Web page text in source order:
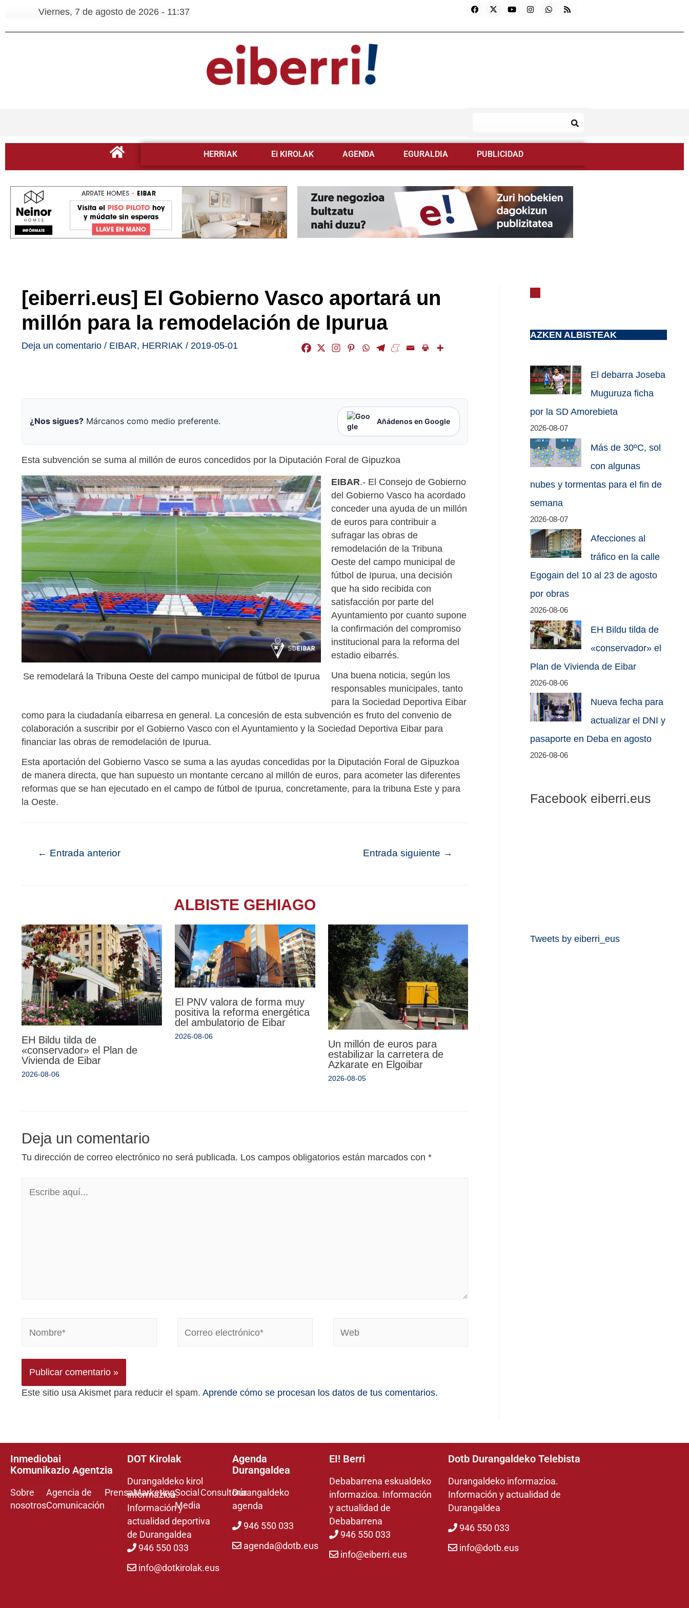
Viernes, 7 de agosto de 2026 - 11:37
HERRIAK Ei KIROLAK AGENDA EGURALDIA PUBLICIDAD
[eiberri.eus] El Gobierno Vasco aportará un
millón para la remodelación de Ipurua
Deja un comentario / EIBAR, HERRIAK / 2019-05-01
¿Nos sigues? Márcanos como medio preferente. Añádenos en Google
Esta subvención se suma al millón de euros concedidos por la Diputación Foral de Gipuzkoa
Se remodelará la Tribuna Oeste del campo municipal de fútbol de Ipurua
EIBAR.- El Consejo de Gobierno
del Gobierno Vasco ha acordado
conceder una ayuda de un millón
de euros para contribuir a
sufragar las obras de
remodelación de la Tribuna
Oeste del campo municipal de
fútbol de Ipurua, una decisión
que ha sido recibida con
satisfacción por parte del
Ayuntamiento por cuanto supone
la confirmación del compromiso
institucional para la reforma del
estadio eibarrés.
Una buena noticia, según los
responsables municipales, tanto
para la Sociedad Deportiva Eibar
como para la ciudadanía eibarresa en general. La concesión de esta subvención es fruto del convenio de
colaboración a suscribir por el Gobierno Vasco con el Ayuntamiento y la Sociedad Deportiva Eibar para
financiar las obras de remodelación de Ipurua.
Esta aportación del Gobierno Vasco se suma a las ayudas concedidas por la Diputación Foral de Gipuzkoa
de manera directa, que han supuesto un montante cercano al millón de euros, para acometer las diferentes
reformas que se han ejecutado en el campo de fútbol de Ipurua, concretamente, para la tribuna Este y para
la Oeste.
← Entrada anterior Entrada siguiente →
ALBISTE GEHIAGO
EH Bildu tilda de
«conservador» el Plan de
Vivienda de Eibar
2026-08-06
El PNV valora de forma muy
positiva la reforma energética
del ambulatorio de Eibar
2026-08-06
Un millón de euros para
estabilizar la carretera de
Azkarate en Elgoibar
2026-08-05
Deja un comentario
Tu dirección de correo electrónico no será publicada. Los campos obligatorios están marcados con *
Este sitio usa Akismet para reducir el spam. Aprende cómo se procesan los datos de tus comentarios.
AZKEN ALBISTEAK
El debarra Joseba
Muguruza ficha
por la SD Amorebieta
2026-08-07
Más de 30ºC, sol
con algunas
nubes y tormentas para el fin de
semana
2026-08-07
Afecciones al
tráfico en la calle
Egogain del 10 al 23 de agosto
por obras
2026-08-06
EH Bildu tilda de
«conservador» el
Plan de Vivienda de Eibar
2026-08-06
Nueva fecha para
actualizar el DNI y
pasaporte en Deba en agosto
2026-08-06
Facebook eiberri.eus
Tweets by eiberri_eus
Inmediobai
Komunikazio Agentzia
Sobre
nosotros
Agencia de
Comunicación
PrensaMarketingSocial
Media
Consultoría
DOT Kirolak
Durangaldeko kirol
informazioa.
Información y
actualidad deportiva
de Durangaldea
946 550 033
info@dotkirolak.eus
Agenda
Durangaldea
Durangaldeko
agenda
946 550 033
agenda@dotb.eus
EI! Berri
Debabarrena eskualdeko
informazioa. Información
y actualidad de
Debabarrena
946 550 033
info@eiberri.eus
Dotb Durangaldeko Telebista
Durangaldeko informazioa.
Información y actualidad de
Durangaldea
946 550 033
info@dotb.eus